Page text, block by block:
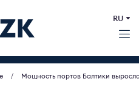
RU
Мощность портов Балтики